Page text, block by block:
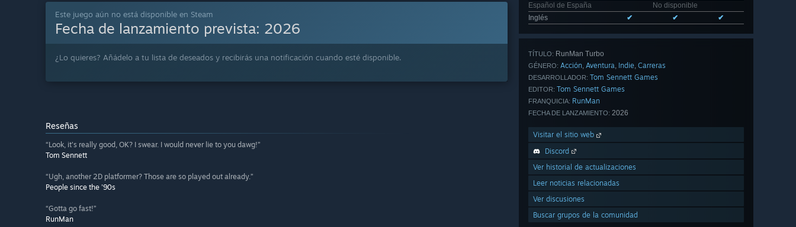
Español de España
No disponible
Inglés
✔ ✔ ✔
TÍTULO: RunMan Turbo
GÉNERO: Acción, Aventura, Indie, Carreras
DESARROLLADOR: Tom Sennett Games
EDITOR: Tom Sennett Games
FRANQUICIA: RunMan
FECHA DE LANZAMIENTO: 2026
Visitar el sitio web
Discord
Ver historial de actualizaciones
Leer noticias relacionadas
Ver discusiones
Buscar grupos de la comunidad
Este juego aún no está disponible en Steam
Fecha de lanzamiento prevista: 2026
¿Lo quieres? Añádelo a tu lista de deseados y recibirás una notificación cuando esté disponible.
Reseñas
“Look, it's really good, OK? I swear. I would never lie to you dawg!”
Tom Sennett
“Ugh, another 2D platformer? Those are so played out already.”
People since the '90s
“Gotta go fast!”
RunMan